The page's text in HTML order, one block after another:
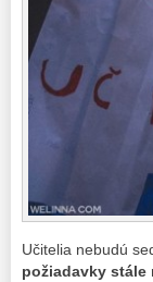
Učitelia nebudú
požiadavky